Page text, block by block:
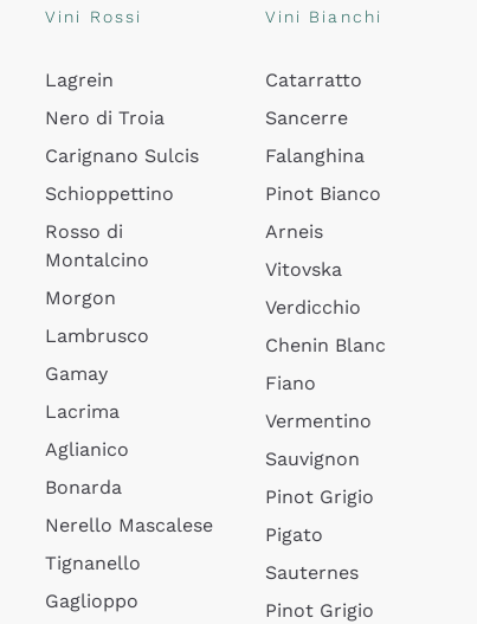
Vini Rossi
Lagrein
Nero di Troia
Carignano Sulcis
Schioppettino
Rosso di
Montalcino
Morgon
Lambrusco
Gamay
Lacrima
Aglianico
Bonarda
Nerello Mascalese
Tignanello
Gaglioppo
Vini Bianchi
Catarratto
Sancerre
Falanghina
Pinot Bianco
Arneis
Vitovska
Verdicchio
Chenin Blanc
Fiano
Vermentino
Sauvignon
Pinot Grigio
Pigato
Sauternes
Pinot Grigio